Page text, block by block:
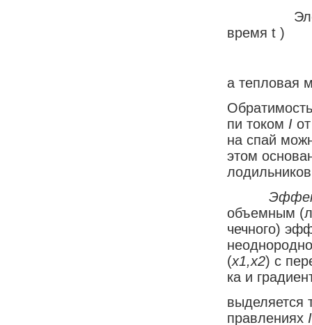
вре­мя t )
а те­п­ло­вая
пи то­ком I
на спай
этом
объ­ем­ным
чеч­но­го)
(х1,х2) с
ка и
вы­де­ля­ет­ся
прав­ле­ни­ях I